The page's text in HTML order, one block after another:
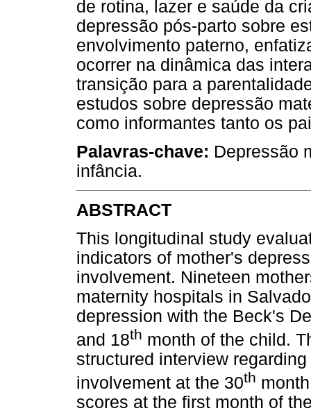
de rotina, lazer e saúde da
depressão pós-parto sobre
envolvimento paterno,
ocorrer na dinâmica das
transição para a
estudos sobre depressão
como informantes tanto os
Palavras-chave: Depressão
infância.
ABSTRACT
This longitudinal study
indicators of mother's
involvement. Nineteen
maternity hospitals in
depression with the Beck's
and 18th month of the child.
structured interview
involvement at the 30th
scores at the first month of